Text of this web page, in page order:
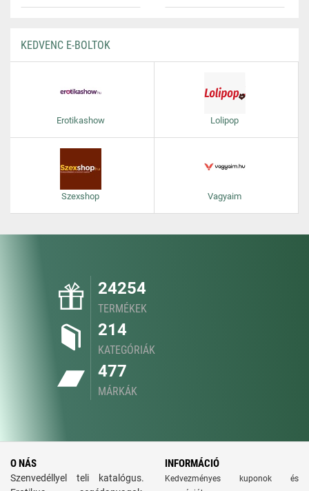
KEDVENC E-BOLTOK
Erotikashow Lolipop
Szexshop Vagyaim
24254
TERMÉKEK
214
KATEGÓRIÁK
477
MÁRKÁK
O NÁS
Szenvedéllyel teli katalógus.
INFORMÁCIÓ
Kedvezményes kuponok és